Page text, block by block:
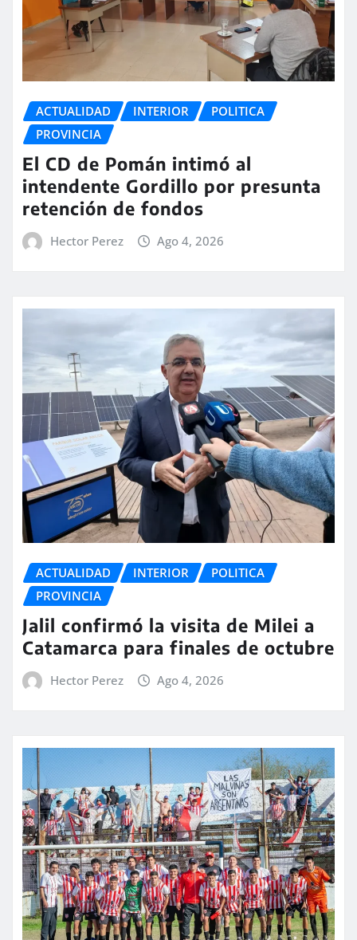
ACTUALIDAD INTERIOR
POLITICA
PROVINCIA
El CD de Pomán intimó al
intendente Gordillo por presunta
retención de fondos
Hector Perez Ago 4, 2026
ACTUALIDAD INTERIOR
POLITICA
PROVINCIA
Jalil confirmó la visita de Milei a
Catamarca para finales de octubre
Hector Perez Ago 4, 2026